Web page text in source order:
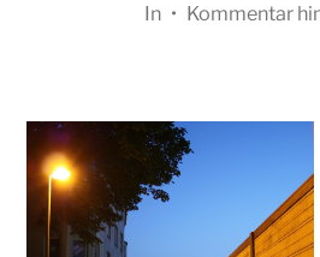
Oliver
Koschmieder
In • Kommentar